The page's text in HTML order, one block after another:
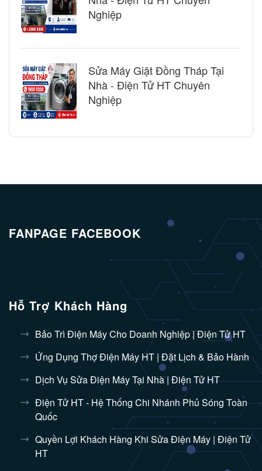
Nghiệp
Sửa Máy Giặt Đồng Tháp Tại
Nhà - Điện Tử HT Chuyên
Nghiệp
FANPAGE FACEBOOK
Hỗ Trợ Khách Hàng
Bảo Trì Điện Máy Cho Doanh Nghiệp | Điện Tử HT
Ứng Dụng Thợ Điện Máy HT | Đặt Lịch & Bảo Hành
Dịch Vụ Sửa Điện Máy Tại Nhà | Điện Tử HT
Điện Tử HT - Hệ Thống Chi Nhánh Phủ Sóng Toàn
Quốc
Quyền Lợi Khách Hàng Khi Sửa Điện Máy | Điện Tử
HT